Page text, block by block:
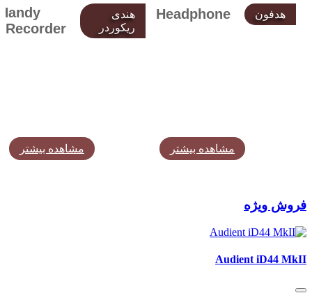
هدفون Headphone
مشاهده بیشتر
هندی
ریکوردر
Recorder
مشاهده بیشتر
فروش ویژه
Audient iD44 MkII